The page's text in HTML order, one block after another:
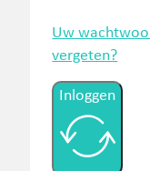
Uw
vergeten?
Inloggen